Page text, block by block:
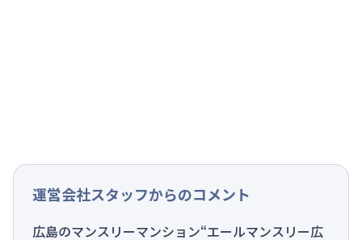
運営会社スタッフからのコメント
広島のマンスリーマンション“エールマンスリー広